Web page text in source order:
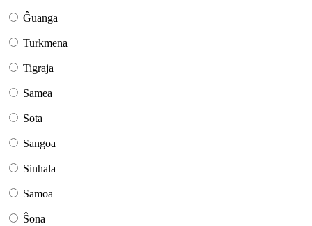
Ĝuanga
Turkmena
Tigraja
Samea
Sota
Sangoa
Sinhala
Samoa
Ŝona